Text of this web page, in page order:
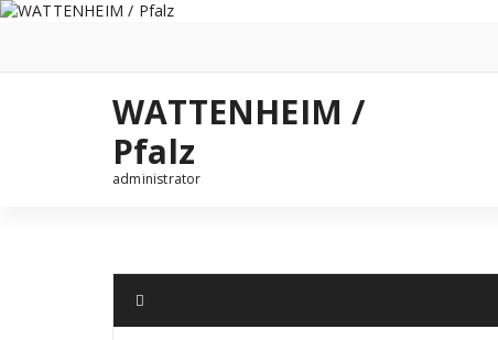
Zum
WATTENHEIM /
Pfalz
administrator